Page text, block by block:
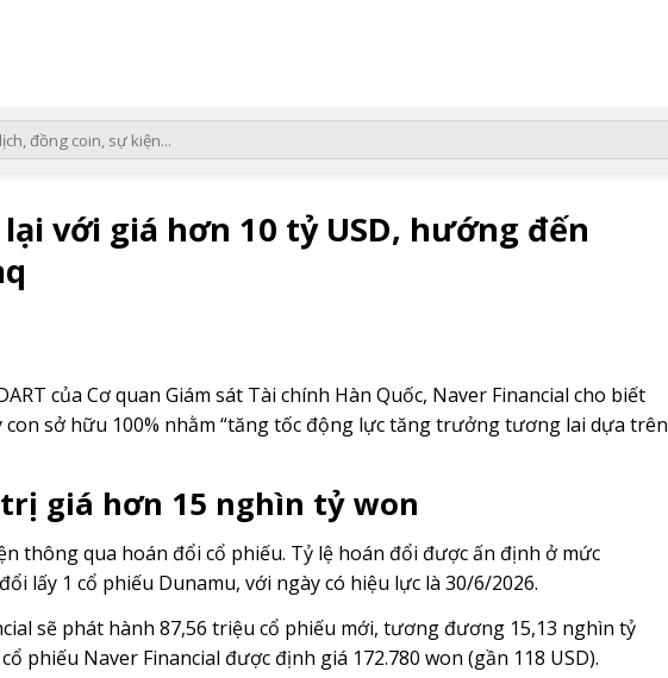
với giá hơn 10 tỷ USD, hướng đến
của Cơ quan Giám sát Tài chính Hàn Quốc, Naver Financial cho biết
sở hữu 100% nhằm “tăng tốc động lực tăng trưởng tương lai dựa trên
giá hơn 15 nghìn tỷ won
thông qua hoán đổi cổ phiếu. Tỷ lệ hoán đổi được ấn định ở mức
lấy 1 cổ phiếu Dunamu, với ngày có hiệu lực là 30/6/2026.
sẽ phát hành 87,56 triệu cổ phiếu mới, tương đương 15,13 nghìn tỷ
phiếu Naver Financial được định giá 172.780 won (gần 118 USD).